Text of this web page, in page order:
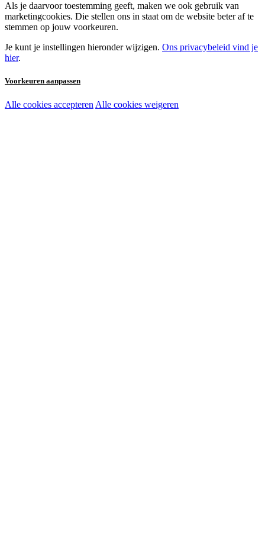
Als je daarvoor toestemming geeft, maken we ook gebruik van
marketingcookies. Die stellen ons in staat om de website beter af te
stemmen op jouw voorkeuren.
Je kunt je instellingen hieronder wijzigen. Ons privacybeleid vind je
hier.
Voorkeuren aanpassen
Noodzakelijke cookies:
Alle cookies accepteren Alle cookies weigeren